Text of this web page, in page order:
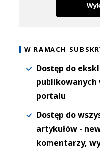
W RAMACH
Dostęp do
publikowanych
portalu
Dostęp do
artykułów -
komentarzy,